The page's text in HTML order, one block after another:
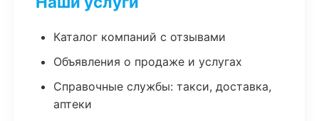
Каталог компаний с отзывами
Объявления о продаже и услугах
Справочные службы: такси, доставка,
аптеки